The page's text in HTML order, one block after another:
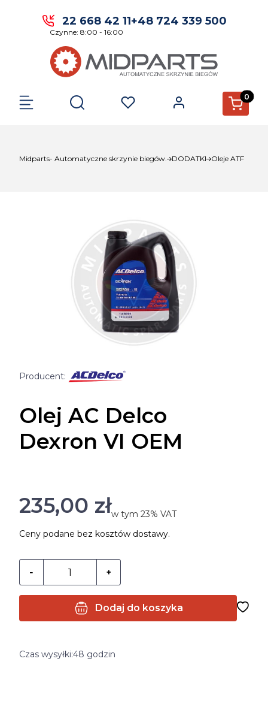
22 668 42 11
Czynne: 8:00 - 16:00
+48 724 339 500
Otwórz wyszukiwarkę Produkty
Midparts- Automatyczne skrzynie biegów. DODATKI Oleje ATF
Olej AC Delco
Dexron VI OEM
Cena
235,00 złw tym 23% VAT
w tym 23% VAT
Ceny podane bez kosztów dostawy.
Dodaj do koszyka
Czas wysyłki:48 godzin